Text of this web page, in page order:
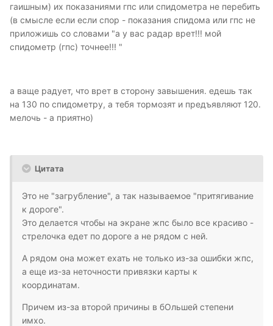
гаишным) их показаниями гпс или спидометра не перебить
(в смысле если если спор - показания спидома или гпс не
приложишь со словами "а у вас радар врет!!! мой
спидометр (гпс) точнее!!! "
а ваще радует, что врет в сторону завышения. едешь так
на 130 по спидометру, а тебя тормозят и предъявляют 120.
мелочь - а приятно)
Цитата
Это не "загрубление", а так называемое "притягивание
к дороге".
Это делается чтобы на экране жпс было все красиво -
стрелочка едет по дороге а не рядом с ней.
А рядом она может ехать не только из-за ошибки жпс,
а еще из-за неточности привязки карты к
координатам.
Причем из-за второй причины в бОльшей степени
имхо.